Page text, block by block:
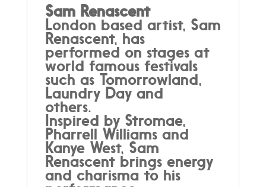
"Surf
Aid
band"
quantity
Sam Renascent
London based artist, Sam
Renascent, has
performed on stages at
world famous festivals
such as Tomorrowland,
Laundry Day and
others.
Inspired by Stromae,
Pharrell Williams and
Kanye West, Sam
Renascent brings energy
and charisma to his